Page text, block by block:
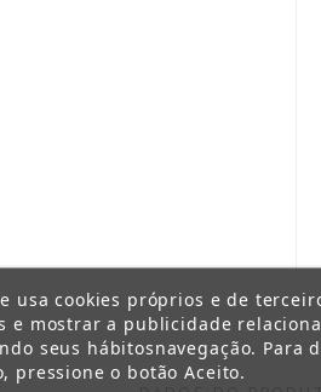
usa cookies próprios e de
e mostrar a publicidade
seus hábitosnavegação. Para
pressione o botão Aceito.